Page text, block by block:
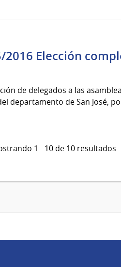
Elección
de delegados a las
departamento de San José,
1 - 10 de 10 resultados